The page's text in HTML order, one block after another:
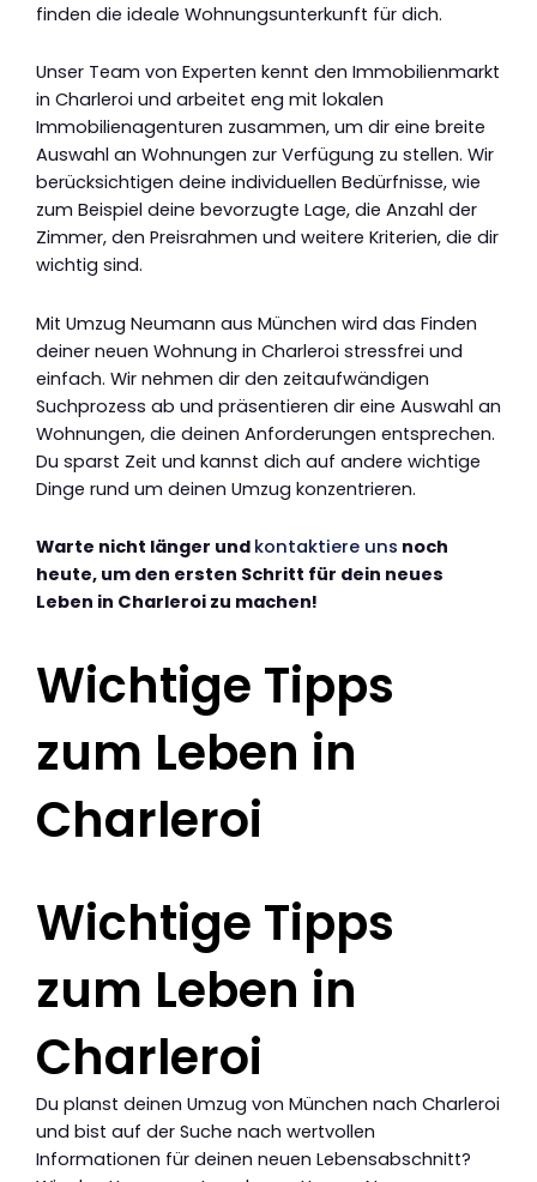
finden die ideale Wohnungsunterkunft für dich.
Unser Team von Experten kennt den Immobilienmarkt
in Charleroi und arbeitet eng mit lokalen
Immobilienagenturen zusammen, um dir eine breite
Auswahl an Wohnungen zur Verfügung zu stellen. Wir
berücksichtigen deine individuellen Bedürfnisse, wie
zum Beispiel deine bevorzugte Lage, die Anzahl der
Zimmer, den Preisrahmen und weitere Kriterien, die dir
wichtig sind.
Mit Umzug Neumann aus München wird das Finden
deiner neuen Wohnung in Charleroi stressfrei und
einfach. Wir nehmen dir den zeitaufwändigen
Suchprozess ab und präsentieren dir eine Auswahl an
Wohnungen, die deinen Anforderungen entsprechen.
Du sparst Zeit und kannst dich auf andere wichtige
Dinge rund um deinen Umzug konzentrieren.
Warte nicht länger und kontaktiere uns noch
heute, um den ersten Schritt für dein neues
Leben in Charleroi zu machen!
Wichtige Tipps
zum Leben in
Charleroi
Wichtige Tipps
zum Leben in
Charleroi
Du planst deinen Umzug von München nach Charleroi
und bist auf der Suche nach wertvollen
Informationen für deinen neuen Lebensabschnitt?